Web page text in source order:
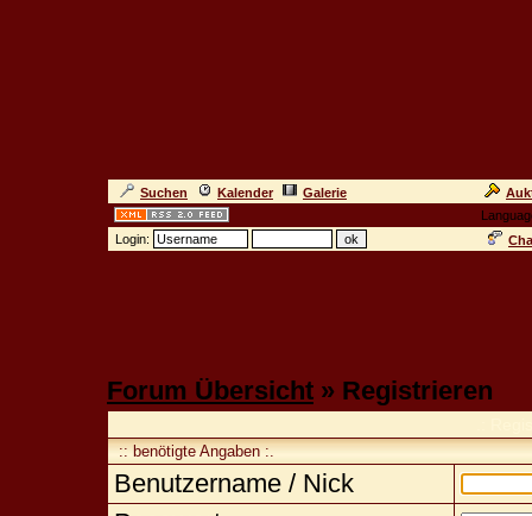
Suchen Kalender Galerie
Login:
Forum Übersicht » Registrieren
:: benötigte Angaben :.
Benutzername / Nick